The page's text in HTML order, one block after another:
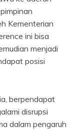
Kementerian
ini bisa
menjadi
posisi
berpendapat
disrupsi
dalam pengaruh